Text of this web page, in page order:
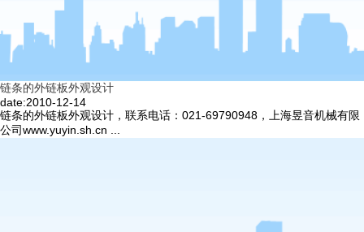
链条的外链板外观设计
date:2010-12-14
链条的外链板外观设计，联系电话：021-69790948，上海昱音机械有限
公司www.yuyin.sh.cn ...